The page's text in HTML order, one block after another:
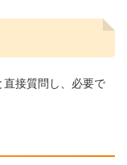
直接質問し、必要で